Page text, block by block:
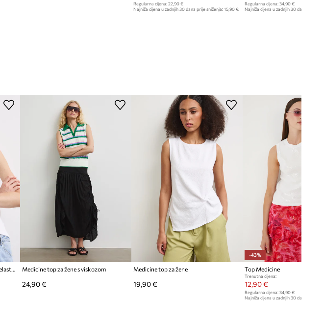
Regularna cijena:22,90 €
Najniža cijena u zadnjih 30 dana prije sniženja:15,90 €
Regularna cijena: 34,90 €
Najniža cijena u zadnjih 30 dana prije
Medicine top za žene s viskozom
24,90 €
Medicine top za žene
19,90 €
-43%
Top Medicine
Trenutna cijena:
12,90 €
Regularna cijena: 34,90 €
Najniža cijena u zadnjih 30 dana prije